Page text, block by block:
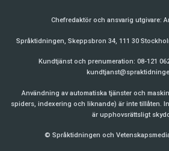
Chefredaktör och ansvarig utgivare:
Språktidningen, Skeppsbron 34, 111 30
Kundtjänst och prenumeration: 08-121
Användning av automatiska tjänster och
spiders, indexering och liknande) är inte tillåten.
är upphovsrättsligt
© Språktidningen och